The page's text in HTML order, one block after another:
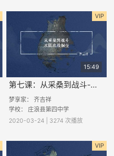
VIP
15:49
第七课：从采桑到战斗-水陆攻战铜壶
梦享家： 齐吉祥
学校： 庄浪县第四中学
2020-03-24 | 3274 次播放
VIP